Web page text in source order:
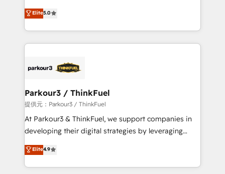
impact of your digital transformation, including a
detailed financial rationale with a focus on ROI and
embark on a transformational journey that sets your
business up for long-term success. Unlock your
DIGITALISIM, nous avons l'intime conviction que la
réussite des entreprises passe par l’innovation web,
le marketing digital, et la relation client ! C'est
pourquoi, nos experts sont à la fois capables de
référencement, votre stratégie digitale et le pilotage
projet HubSpot avec DIGITALISIM : 🧽 Nettoyage,
migration et intégration des bases de données. 🚀
Développement des interfaces avec vos logiciels
métiers ⚙️ Configuration de la plateforme HubSpot
Book Process & Guidelines utilisateurs 🎓
Formations des utilisateurs
Elite5.0
Parkour3 / ThinkFuel
提供元：Parkour3 / ThinkFuel
At Parkour3 & ThinkFuel, we support companies in
developing their digital strategies by leveraging
technologies and automating their marketing and
sales processes to generate growth. Our offer spans
from Strategy to Operations. We specialize in CRM
Elite4.9